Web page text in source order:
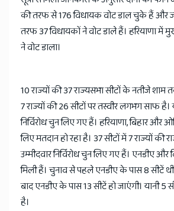
की तरफ से 176 विधायक वोट डाल चुके हैं और
तरफ 37 विधायकों ने वोट डाले हैं। हरियाणा में
ने वोट डाला।
10 राज्यों की 37 राज्यसभा सीटों के नतीजे
7 राज्यों की 26 सीटों पर तस्वीर लगभग साफ है।
निर्विरोध चुन लिए गए हैं। हरियाणा, बिहार और
लिए मतदान हो रहा है। 37 सीटों में 7 राज्यों की
उम्मीदवार निर्विरोध चुन लिए गए हैं। एनडीए और
मिली हैं। चुनाव से पहले एनडीए के पास 8 सीटें
बाद एनडीए के पास 13 सीटें हो जाएंगी। यानी
है।